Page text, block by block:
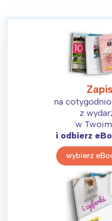
na
z
w
i odbierz
wybierz